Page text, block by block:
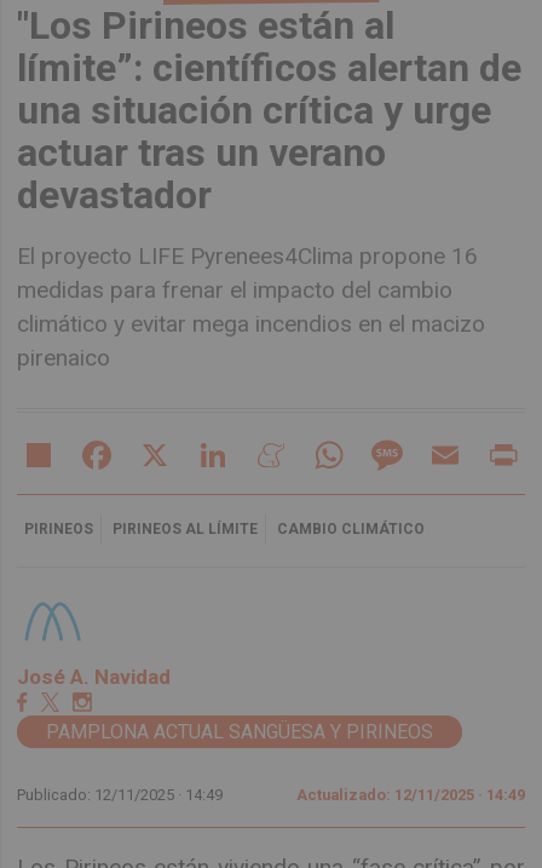
"Los Pirineos están al
límite”: científicos alertan de
una situación crítica y urge
actuar tras un verano
devastador
El proyecto LIFE Pyrenees4Clima propone 16
medidas para frenar el impacto del cambio
climático y evitar mega incendios en el macizo
pirenaico
Share Facebook LinkedIn MeneameWhatsAppMessageEmail
PIRINEOS PIRINEOS AL LÍMITE CAMBIO CLIMÁTICO
José A. Navidad
PAMPLONA ACTUAL SANGÜESA Y PIRINEOS
Publicado: 12/11/2025 · 14:49 Actualizado: 12/11/2025 · 14:49